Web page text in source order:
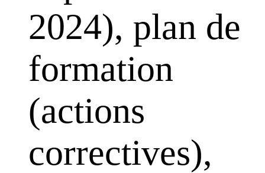
2024), plan de
formation
(actions
correctives),